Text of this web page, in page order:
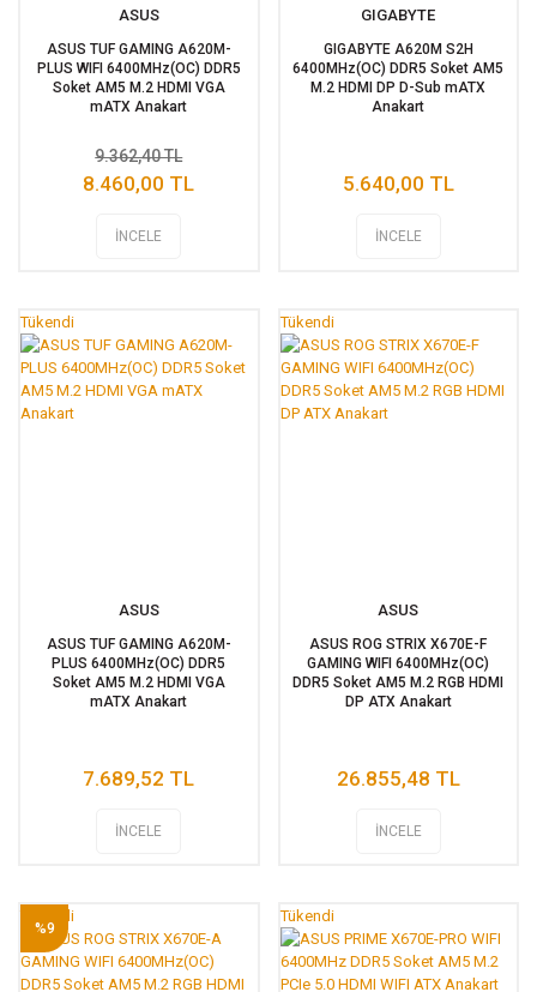
ASUS
ASUS TUF GAMING A620M-
PLUS WIFI 6400MHz(OC) DDR5
Soket AM5 M.2 HDMI VGA
mATX Anakart
8.460,00 TL
9.362,40 TL
İNCELE
GIGABYTE
GIGABYTE A620M S2H
6400MHz(OC) DDR5 Soket AM5
M.2 HDMI DP D-Sub mATX
Anakart
5.640,00 TL
İNCELE
Tükendi
ASUS
ASUS TUF GAMING A620M-
PLUS 6400MHz(OC) DDR5
Soket AM5 M.2 HDMI VGA
mATX Anakart
7.689,52 TL
İNCELE
Tükendi
ASUS
ASUS ROG STRIX X670E-F
GAMING WIFI 6400MHz(OC)
DDR5 Soket AM5 M.2 RGB HDMI
DP ATX Anakart
26.855,48 TL
İNCELE
%9
Tükendi Tükendi